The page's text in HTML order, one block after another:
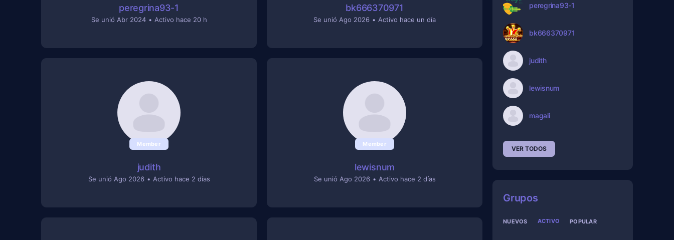
peregrina93-1
Se unió Abr 2024 • Activo hace 20 h
bk666370971
Se unió Ago 2026 • Activo hace un día
Member
judith
Se unió Ago 2026 • Activo hace 2 días
Member
lewisnum
Se unió Ago 2026 • Activo hace 2 días
peregrina93-1
bk666370971
judith
lewisnum
magali
VER TODOS
Grupos
NUEVOS ACTIVO POPULAR